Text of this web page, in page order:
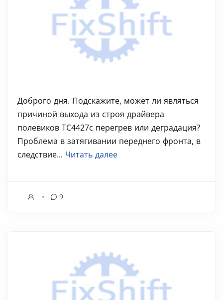
Доброго дня. Подскажите, может ли являться
причиной выхода из строя драйвера
полевиков TC4427c перегрев или деградация?
Проблема в затягивании переднего фронта, в
следствие... Читать далее
9